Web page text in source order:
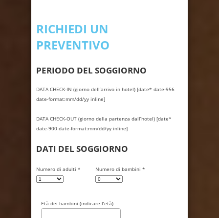
RICHIEDI UN
PREVENTIVO
PERIODO DEL SOGGIORNO
DATA CHECK-IN (giorno dell’arrivo in hotel) [date* date-956
date-format:mm/dd/yy inline]
DATA CHECK-OUT (giorno della partenza dall’hotel) [date*
date-900 date-format:mm/dd/yy inline]
DATI DEL SOGGIORNO
Numero di adulti * Numero di bambini *
Età dei bambini (indicare l’età)